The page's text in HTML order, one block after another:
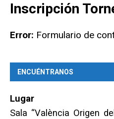
Inscripción
Error: Formulario de
ENCUÉNTRANOS
Lugar
Sala “València Origen